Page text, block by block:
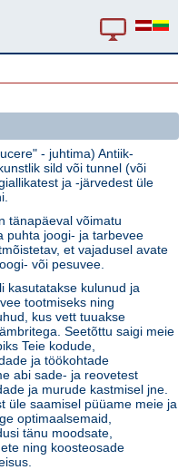
- juhtima) Antiik-
sild või tunnel (või
ja -järvedest üle
tänapäeval võimatu
puhta joogi- ja tarbevee
et vajadusel avate
või pesuvee.
kasutatakse kulunud ja
tootmiseks ning
kus vett tuuakse
Seetõttu saigi meie
Teie kodude,
ja töökohtade
abi sade- ja reovetest
ja murude kastmisel jne.
üle saamisel püüame meie ja
optimaalsemaid,
tänu moodsate,
ning koosteosade